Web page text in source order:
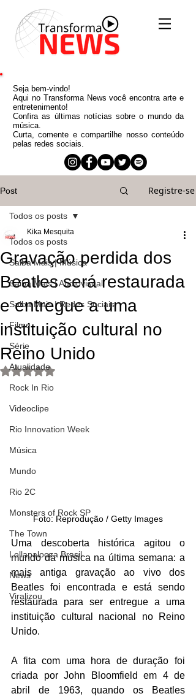
Seja bem-vindo!
Aqui no Transforma News você encontra arte e
entretenimento!
Confira as últimas notícias sobre o mundo da
música.
Curta, comente e compartilhe nosso conteúdo
pelas redes sociais.
Post Registre-se
Todos os posts
Saiba Mais | Música
Saiba Mais | Audiovisual
Saiba Mais | Redes Sociais
Filme
Série
Atualidade
Rock In Rio
Videoclipe
Rio Innovation Week
Música
Mundo
Rio 2C
Monsters of Rock SP
The Town
Lollapalooza Brasil
News
Viralizou
Todos os posts
Gravação perdida dos
Beatles será restaurada
e entregue a uma
instituição cultural no
Reino Unido
Kika Mesquita
Avaliado com NaN de 5 estrelas.
Foto: Reprodução / Getty Images
Uma descoberta histórica agitou o
mundo da música na última semana: a
mais antiga gravação ao vivo dos
Beatles foi encontrada e está sendo
restaurada para ser entregue a uma
instituição cultural nacional no Reino
Unido.
A fita com uma hora de duração foi
criada por John Bloomfield em 4 de
abril de 1963, quando os Beatles